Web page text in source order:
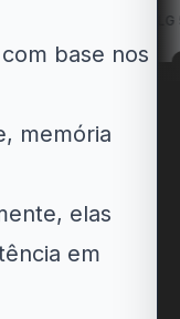
base nos
memória
elas
em
Cupom LG 5% OFF na...